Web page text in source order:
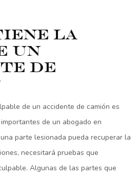
la
un
de
de un accidente de camión es
de un abogado en
parte lesionada pueda recuperar la
necesitará pruebas que
Algunas de las partes que